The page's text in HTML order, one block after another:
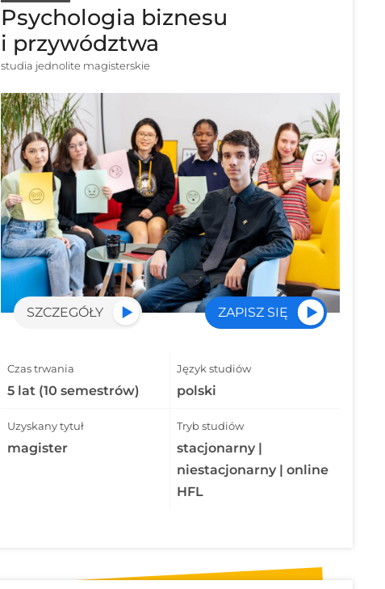
Psychologia biznesu
i przywództwa
studia jednolite magisterskie
SZCZEGÓŁY ZAPISZ SIĘ
Czas trwania
5 lat (10 semestrów)
Język studiów
polski
Uzyskany tytuł
magister
Tryb studiów
stacjonarny |
niestacjonarny | online
HFL